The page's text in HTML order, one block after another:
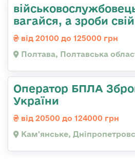
вагайся, а зроби
від 20100 до 125000 грн
Полтава, Полтавська
Оператор БПЛА
України
від 20500 до 124000 грн
Кам'янське,